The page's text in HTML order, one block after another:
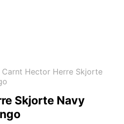
Carnt Hector Herre Skjorte
Skjorte Navy